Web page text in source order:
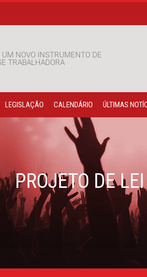
NOVO INSTRUMENTO DE
TRABALHADORA
LEGISLAÇÃO CALENDÁRIO ÚLTIMAS
PROJETO DE LEI